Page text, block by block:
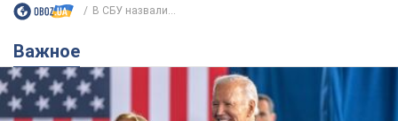
В СБУ назвали...
Важное